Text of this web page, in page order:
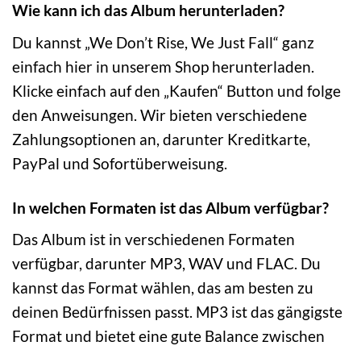
Wie kann ich das Album herunterladen?
Du kannst „We Don’t Rise, We Just Fall“ ganz
einfach hier in unserem Shop herunterladen.
Klicke einfach auf den „Kaufen“ Button und folge
den Anweisungen. Wir bieten verschiedene
Zahlungsoptionen an, darunter Kreditkarte,
PayPal und Sofortüberweisung.
In welchen Formaten ist das Album verfügbar?
Das Album ist in verschiedenen Formaten
verfügbar, darunter MP3, WAV und FLAC. Du
kannst das Format wählen, das am besten zu
deinen Bedürfnissen passt. MP3 ist das gängigste
Format und bietet eine gute Balance zwischen